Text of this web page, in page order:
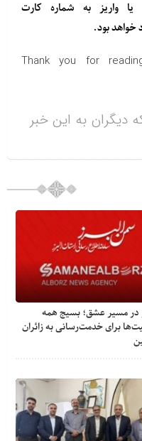
واریز به شماره کارت
Thank you for
دیگران به این خبر
در مسیر عشق؛ بسیج همه
برای خدمت‌رسانی به زائران